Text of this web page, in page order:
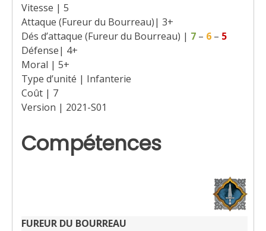
Vitesse | 5
Attaque (Fureur du Bourreau)| 3+
Dés d’attaque (Fureur du Bourreau) | 7 – 6 – 5
Défense| 4+
Moral | 5+
Type d’unité | Infanterie
Coût | 7
Version | 2021-S01
Compétences
FUREUR DU BOURREAU